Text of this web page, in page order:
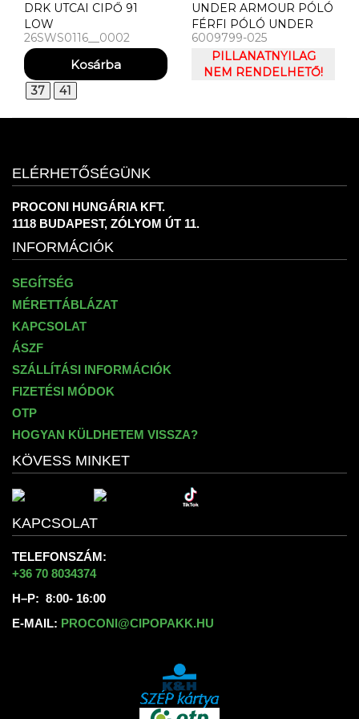
DRK UTCAI CIPŐ 91
LOW
26SWS0116__0002
37 41
UNDER ARMOUR PÓLÓ
FÉRFI PÓLÓ UNDER
ARMOUR UA
MATCHPLAY POLO
6009799-025
PILLANATNYILAG
NEM RENDELHETŐ!
ELÉRHETŐSÉGÜNK
PROCONI HUNGÁRIA KFT.
1118 BUDAPEST, ZÓLYOM ÚT 11.
INFORMÁCIÓK
SEGÍTSÉG
MÉRETTÁBLÁZAT
KAPCSOLAT
ÁSZF
SZÁLLÍTÁSI INFORMÁCIÓK
FIZETÉSI MÓDOK
OTP
HOGYAN KÜLDHETEM VISSZA?
KÖVESS MINKET
KAPCSOLAT
TELEFONSZÁM:
+36 70 8034374
H–P: 8:00- 16:00
E-MAIL: PROCONI@CIPOPAKK.HU